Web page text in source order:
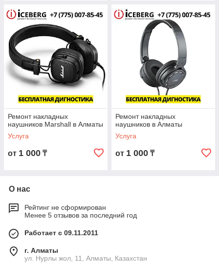
Ремонт накладных
наушников Marshall в Алматы
Услуга
от 1 000 ₸
Ремонт накладных
наушников в Алматы
Услуга
от 1 000 ₸
О нас
Рейтинг не сформирован
Менее 5 отзывов за последний год
Работает с 09.11.2011
г. Алматы
ул. Нурлы жол, 11, Алматы, Казахстан